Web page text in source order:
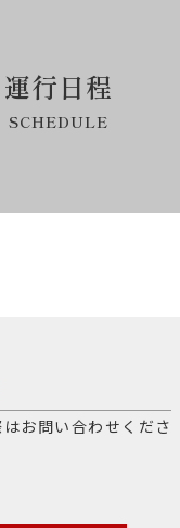
運行日程
SCHEDULE
お問い合わせくださ